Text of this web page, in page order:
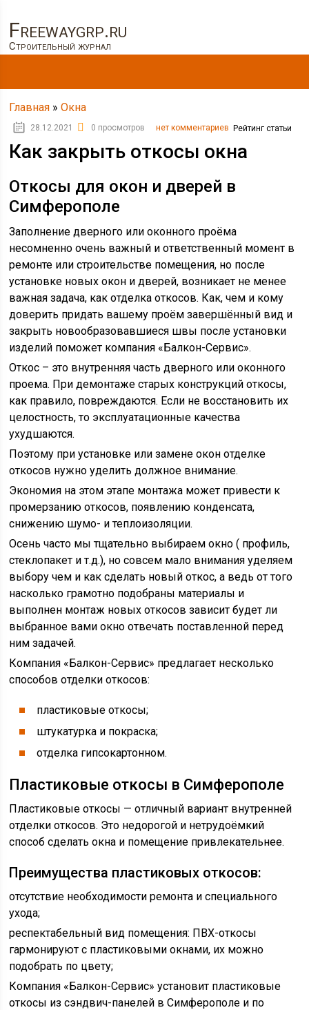
Freewaygrp.ru
Строительный журнал
Главная »Окна
28.12.2021 0 просмотров нет комментариев Рейтинг статьи
Как закрыть откосы окна
Откосы для окон и дверей в
Симферополе
Заполнение дверного или оконного проёма
несомненно очень важный и ответственный момент в
ремонте или строительстве помещения, но после
установке новых окон и дверей, возникает не менее
важная задача, как отделка откосов. Как, чем и кому
доверить придать вашему проём завершённый вид и
закрыть новообразовавшиеся швы после установки
изделий поможет компания «Балкон-Сервис».
Откос – это внутренняя часть дверного или оконного
проема. При демонтаже старых конструкций откосы,
как правило, повреждаются. Если не восстановить их
целостность, то эксплуатационные качества
ухудшаются.
Поэтому при установке или замене окон отделке
откосов нужно уделить должное внимание.
Экономия на этом этапе монтажа может привести к
промерзанию откосов, появлению конденсата,
снижению шумо- и теплоизоляции.
Осень часто мы тщательно выбираем окно ( профиль,
стеклопакет и т.д.), но совсем мало внимания уделяем
выбору чем и как сделать новый откос, а ведь от того
насколько грамотно подобраны материалы и
выполнен монтаж новых откосов зависит будет ли
выбранное вами окно отвечать поставленной перед
ним задачей.
Компания «Балкон-Сервис» предлагает несколько
способов отделки откосов:
пластиковые откосы;
штукатурка и покраска;
отделка гипсокартонном.
Пластиковые откосы в Симферополе
Пластиковые откосы — отличный вариант внутренней
отделки откосов. Это недорогой и нетрудоёмкий
способ сделать окна и помещение привлекательнее.
Преимущества пластиковых откосов:
отсутствие необходимости ремонта и специального
ухода;
респектабельный вид помещения: ПВХ-откосы
гармонируют с пластиковыми окнами, их можно
подобрать по цвету;
Компания «Балкон-Сервис» установит пластиковые
откосы из сэндвич-панелей в Симферополе и по